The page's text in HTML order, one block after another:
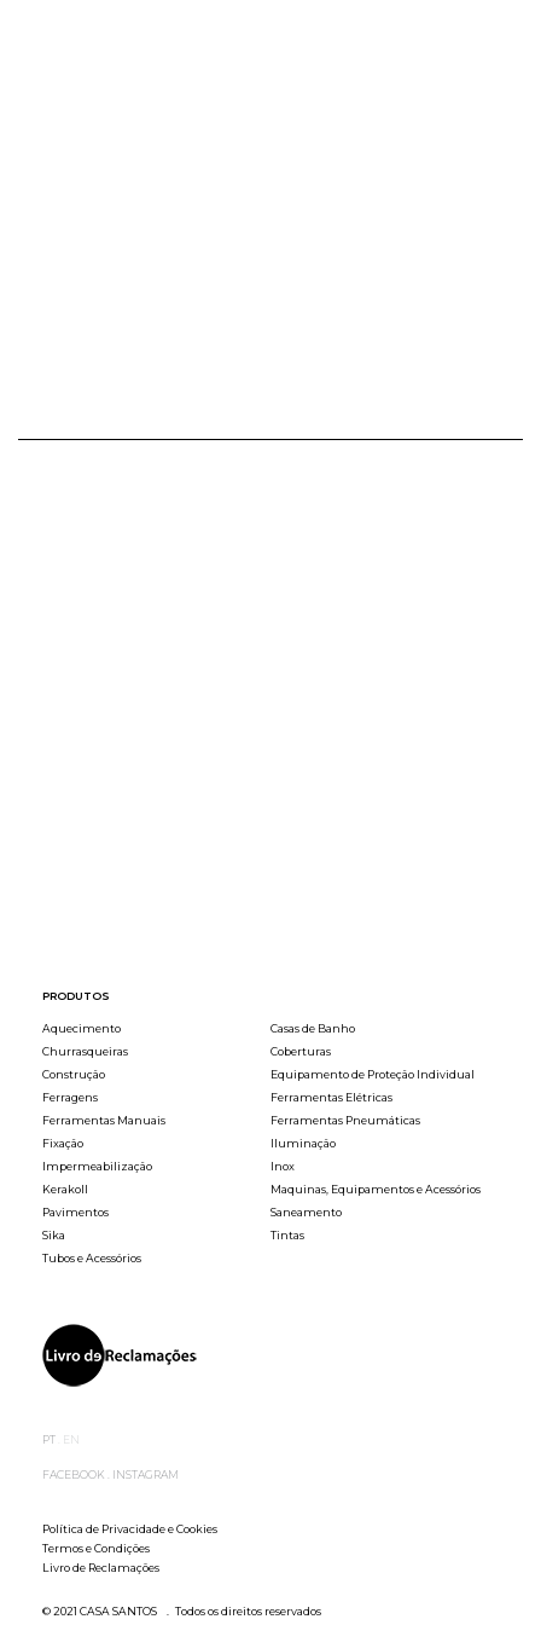
PRODUTOS
Aquecimento
Casas de Banho
Churrasqueiras
Coberturas
Construção
Equipamento de Proteção Individual
Ferragens
Ferramentas Elétricas
Ferramentas Manuais
Ferramentas Pneumáticas
Fixação
Iluminação
Impermeabilização
Inox
Kerakoll
Maquinas, Equipamentos e Acessórios
Pavimentos
Saneamento
Sika
Tintas
Tubos e Acessórios
PT EN
FACEBOOK INSTAGRAM
Política de Privacidade e Cookies
Termos e Condições
Livro de Reclamações
© 2021 CASA SANTOS Todos os direitos reservados